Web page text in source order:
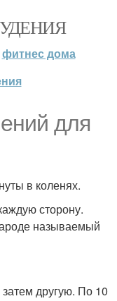
фитнес дома
для
в коленях.
сторону.
называемый
другую. По 10